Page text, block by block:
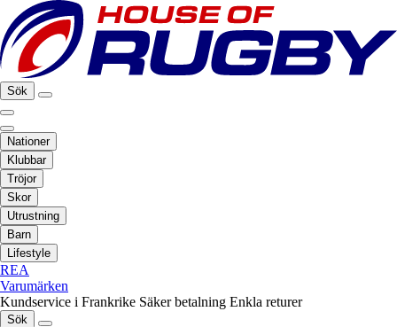
Sök
Nationer
Klubbar
Tröjor
Skor
Utrustning
Barn
Lifestyle
REA
Varumärken
Kundservice i Frankrike Säker betalning Enkla returer
Sök